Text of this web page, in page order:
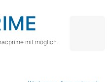
mit möglich.